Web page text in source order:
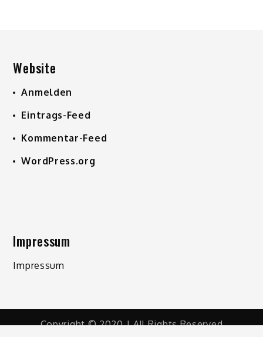
Website
Anmelden
Eintrags-Feed
Kommentar-Feed
WordPress.org
Impressum
Impressum
Copyright © 2020 | All Rights Reserved